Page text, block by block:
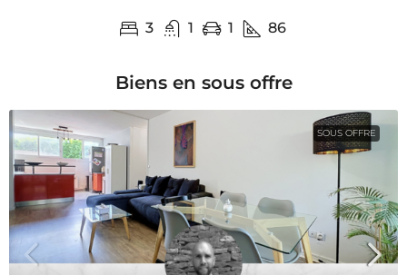
3 1 1 86
Biens en sous offre
SOUS OFFRE